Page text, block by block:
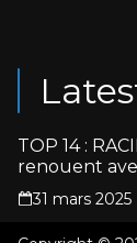
TOP 14 :
renouent
31 mars 2025